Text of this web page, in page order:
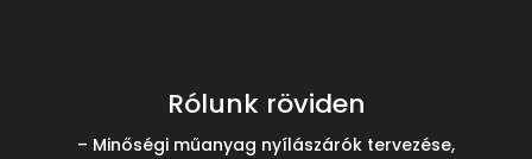
Rólunk röviden
– Minőségi műanyag nyílászárók tervezése,